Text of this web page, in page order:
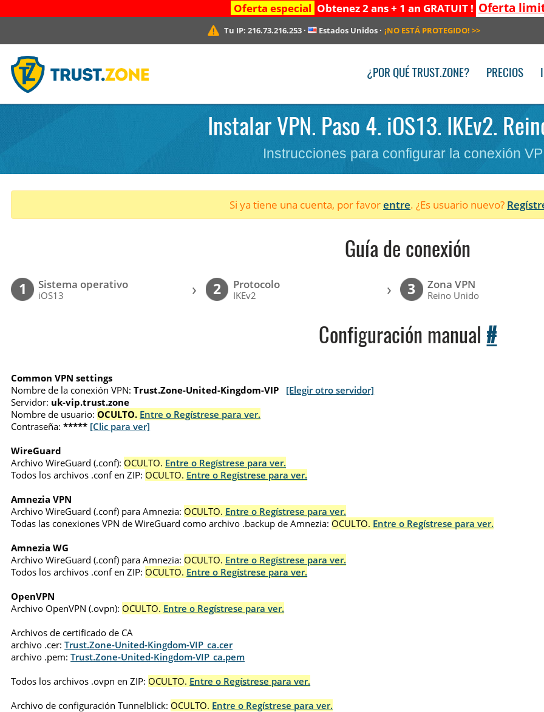
Oferta especial Obtenez 2 ans + 1 an GRATUIT ! Oferta
Tu IP: 216.73.216.253· Estados Unidos· ¡NO ESTÁ PROTEGIDO! >>
¿POR QUÉ TRUST.ZONE? PRECIOS
Instalar VPN. Paso 4. iOS13. IKEv2.
Instrucciones para configurar la conexión
Si ya tiene una cuenta, por favorentre. ¿Es usuario nuevo?
Guía de conexión
1 Sistema operativo
iOS13 › 2 Protocolo
IKEv2 › 3 Zona VPN
Reino Unido
Configuración manual #
Common VPN settings
Nombre de la conexión VPN: Trust.Zone-United-Kingdom-VIP
[Elegir otro servidor]
Servidor: uk-vip.trust.zone
Nombre de usuario: OCULTO. Entre o Regístrese para ver.
Contraseña: ***** [Clic para ver]
WireGuard
Archivo WireGuard (.conf): OCULTO. Entre o Regístrese para ver.
Todos los archivos .conf en ZIP: OCULTO. Entre o Regístrese para ver.
Amnezia VPN
Archivo WireGuard (.conf) para Amnezia: OCULTO. Entre o Regístrese para ver.
Todas las conexiones VPN de WireGuard como archivo .backup de Amnezia: OCULTO. Entre o Regístrese para ver.
Amnezia WG
Archivo WireGuard (.conf) para Amnezia: OCULTO. Entre o Regístrese para ver.
Todos los archivos .conf en ZIP: OCULTO. Entre o Regístrese para ver.
OpenVPN
Archivo OpenVPN (.ovpn): OCULTO. Entre o Regístrese para ver.
Archivos de certificado de CA
archivo .cer: Trust.Zone-United-Kingdom-VIP_ca.cer
archivo .pem: Trust.Zone-United-Kingdom-VIP_ca.pem
Todos los archivos .ovpn en ZIP: OCULTO. Entre o Regístrese para ver.
Archivo de configuración Tunnelblick: OCULTO. Entre o Regístrese para ver.